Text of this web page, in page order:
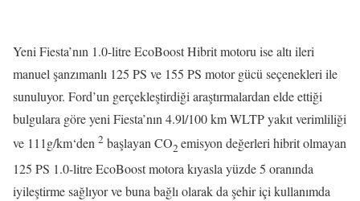
Yeni Fiesta’nın 1.0-litre EcoBoost Hibrit motoru ise altı ileri
manuel şanzımanlı 125 PS ve 155 PS motor gücü seçenekleri ile
sunuluyor. Ford’un gerçekleştirdiği araştırmalardan elde ettiği
bulgulara göre yeni Fiesta’nın 4.9l/100 km WLTP yakıt verimliliği
ve 111g/km‘den 2 başlayan CO2emisyon değerleri hibrit olmayan
125 PS 1.0-litre EcoBoost motora kıyasla yüzde 5 oranında
iyileştirme sağlıyor ve buna bağlı olarak da şehir içi kullanımda